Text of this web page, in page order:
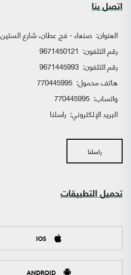
اتصل بنا
العنوان: صنعاء - فج عطان، شارع الستين
رقم التلفون: 9671450121
رقم التلفون: 9671445993
هاتف محمول: 770445995
واتساب:
البريد الإلكتروني: راسلنا
راسلنا
تحميل التطبيقات
IOS
ANDROID